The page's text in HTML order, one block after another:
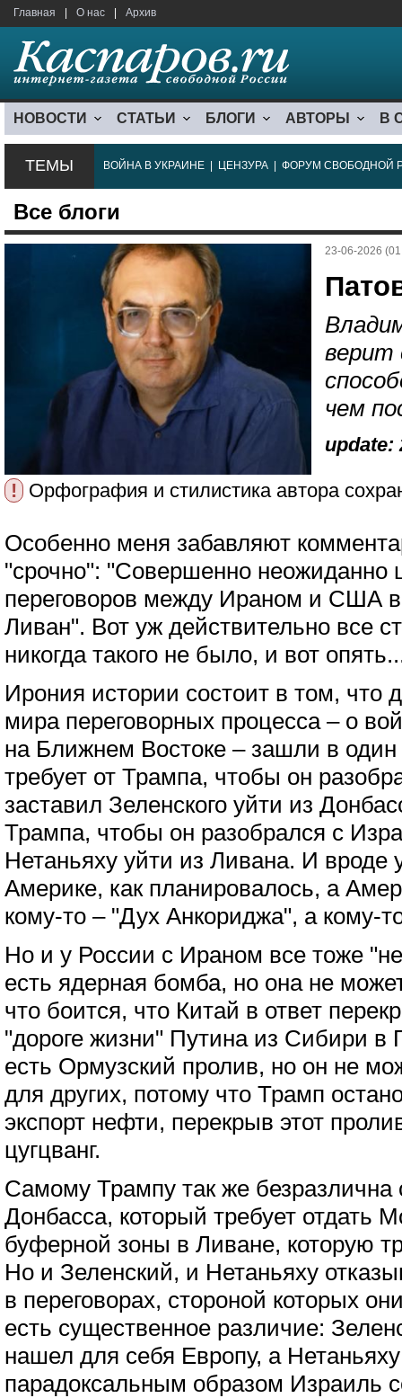
Главная О нас Архив
НОВОСТИ СТАТЬИ БЛОГИ АВТОРЫ В
ТЕМЫ ВОЙНА В УКРАИНЕ ЦЕНЗУРА ФОРУМ СВОБОДНОЙ
Все блоги
23-06-2026
верит
чем
update:
! Орфография и стилистика автора
Особенно меня забавляют
"срочно": "Совершенно неожиданно
переговоров между Ираном и США
Ливан". Вот уж действительно все
никогда такого не было, и вот
Ирония истории состоит в том, что
мира переговорных процесса – о
на Ближнем Востоке – зашли в один
требует от Трампа, чтобы он
заставил Зеленского уйти из
Трампа, чтобы он разобрался с
Нетаньяху уйти из Ливана. И вроде
Америке, как планировалось, а
кому-то – "Дух Анкориджа", а кому-
Но и у России с Ираном все тоже
есть ядерная бомба, но она не
что боится, что Китай в ответ
"дороге жизни" Путина из Сибири
есть Ормузский пролив, но он не
для других, потому что Трамп
экспорт нефти, перекрыв этот
цугцванг.
Самому Трампу так же безразлична
Донбасса, который требует отдать
буферной зоны в Ливане, которую
Но и Зеленский, и Нетаньяху
в переговорах, стороной которых
есть существенное различие:
нашел для себя Европу, а
парадоксальным образом Израиль